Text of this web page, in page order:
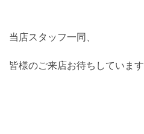
当店スタッフ一同、
皆様のご来店お待ちしています